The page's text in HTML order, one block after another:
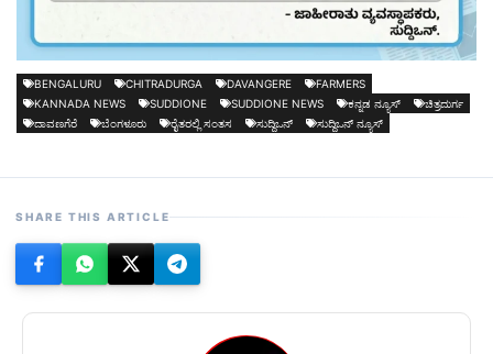
BENGALURU CHITRADURGA DAVANGERE
FARMERS
KANNADA NEWS
SUDDIONE SUDDIONE NEWS ಕನ್ನಡ ನ್ಯೂಸ್
ಚಿತ್ರದುರ್ಗ
ದಾವಣಗೆರೆ
ಬೆಂಗಳೂರು ರೈತರಲ್ಲಿ ಸಂತಸ ಸುದ್ದಿಒನ್ ಸುದ್ದಿಒನ್ ನ್ಯೂಸ್
SHARE THIS ARTICLE